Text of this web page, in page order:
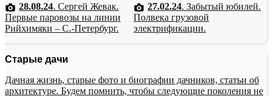
28.08.24. Сергей Жевак.
Первые паровозы на линии
Рийхимяки – С.-Петербург.
27.02.24. Забытый юбилей.
Полвека грузовой
электрификации.
Старые дачи
Дачная жизнь, старые фото и биографии дачников, статьи об
архитектуре. Будем помнить, чтобы следующие поколения не